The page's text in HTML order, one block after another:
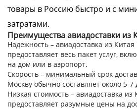
товары в Россию быстро и с
затратами.
Преимущества авиадоставки из
Надежность – авиадоставка из
предоставляет весь пакет услуг,
на дом или в аэропорт.
Скорость – минимальный срок
Москву обычно составляет около 5-7
Низкая стоимость – авиадоставка из
предоставляет разумные цены на